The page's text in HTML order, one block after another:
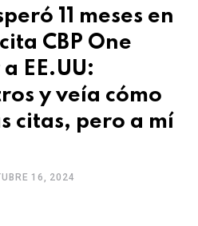
11 meses en
CBP One
EE.UU:
y veía cómo
citas, pero a mí
16, 2024